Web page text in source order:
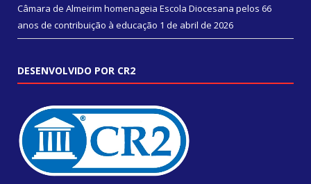
Câmara de Almeirim homenageia Escola Diocesana pelos 66
anos de contribuição à educação 1 de abril de 2026
DESENVOLVIDO POR CR2